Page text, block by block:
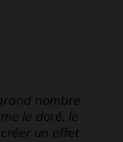
nombre
le doré, le
un effet